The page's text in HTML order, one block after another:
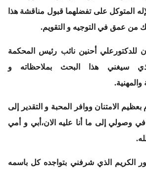
المتوكل على تفضلهما قبول مناقشة هذا
من عمق في التوجيه و التقويم.
للدكتور علي أحنين نائب رئيس المحكمة
الذي سيغني هذا البحث بملاحظاته و
والمهنية.
بعظيم الامتنان ووافر المحبة و التقدير إلى
وصولي إلى ما أنا عليه الان، أبي و أمي
الكريم الذي شرفني بتواجده كل باسمه